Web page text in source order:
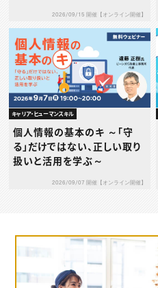
2026/09/15 開催【オンライン開催】
キャリア・ヒューマンスキル
個人情報の基本のキ ～「守
る」だけではない、正しい取り
扱いと活用を学ぶ～
2026/09/07 開催【オンライン開催】